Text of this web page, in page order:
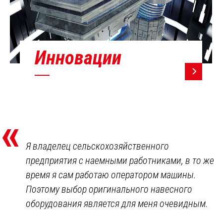
Инновации
«
Я владелец сельскохозяйственного
предприятия с наемными работниками, в то же
время я сам работаю оператором машины.
Поэтому выбор оригинального навесного
оборудования является для меня очевидным.